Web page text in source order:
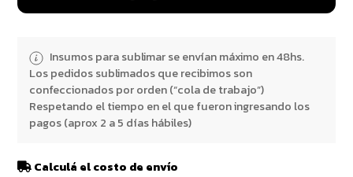
Insumos para sublimar se envían máximo en 48hs.
Los pedidos sublimados que recibimos son
confeccionados por orden (“cola de trabajo”)
Respetando el tiempo en el que fueron ingresando los
pagos (aprox 2 a 5 días hábiles)
Calculá el costo de envío